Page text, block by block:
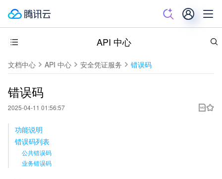
API 中心
文档中心 API 中心 安全凭证服务 错误码
错误码
2025-04-11 01:56:57
功能说明
错误码列表
公共错误码
业务错误码